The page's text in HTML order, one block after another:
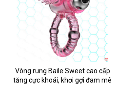
Vòng rung Baile Sweet cao cấp
tăng cực khoái, khơi gợi đam mê